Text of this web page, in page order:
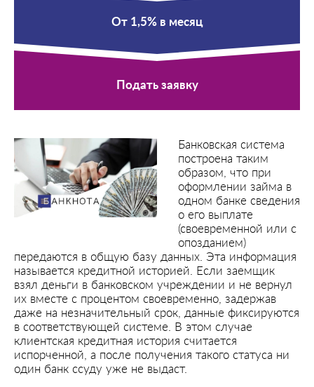
От 1,5% в месяц
Подать заявку
Банковская система
построена таким
образом, что при
оформлении займа в
одном банке сведения
о его выплате
(своевременной или с
опозданием)
передаются в общую базу данных. Эта информация
называется кредитной историей. Если заемщик
взял деньги в банковском учреждении и не вернул
их вместе с процентом своевременно, задержав
даже на незначительный срок, данные фиксируются
в соответствующей системе. В этом случае
клиентская кредитная история считается
испорченной, а после получения такого статуса ни
один банк ссуду уже не выдаст.